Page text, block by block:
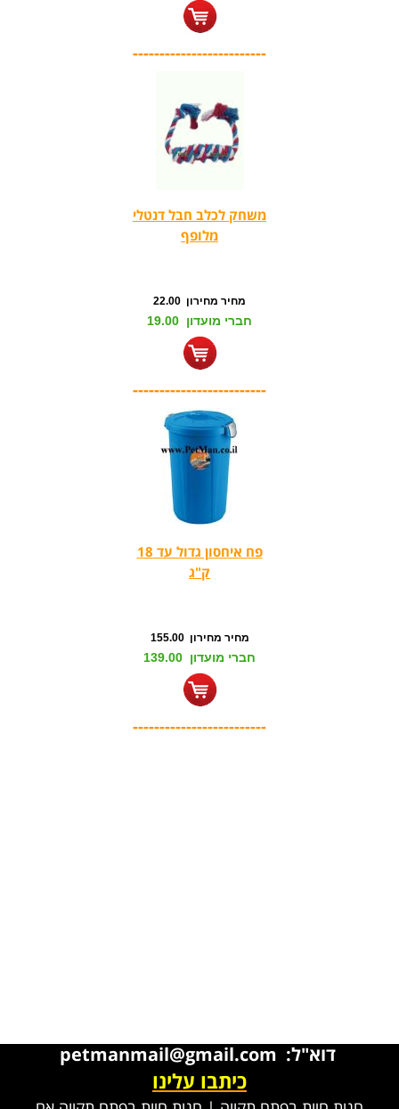
-------------------------
משחק לכלב חבל דנטלי
מלופף
מחיר מחירון 22.00
חברי מועדון 19.00
-------------------------
פח איחסון גדול עד 18
ק"ג
מחיר מחירון 155.00
חברי מועדון 139.00
-------------------------
דוא"ל: petmanmail@gmail.com
כיתבו עלינו